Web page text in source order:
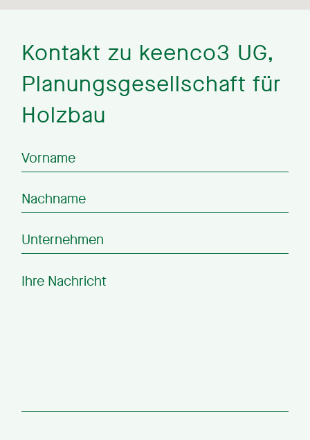
Kontakt zu keenco3 UG,
Planungsgesellschaft für
Holzbau